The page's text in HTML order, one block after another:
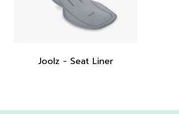
Joolz - Seat Liner